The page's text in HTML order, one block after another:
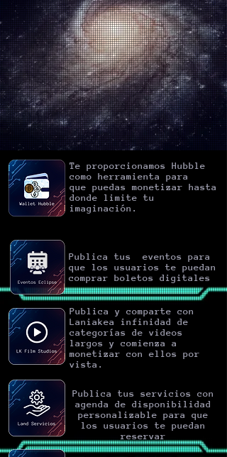
Te proporcionamos Hubble
como herramienta para
que puedas
monetizar hasta
donde limite tu
imaginación.
Publica tus eventos para
que los usuarios te puedan
comprar boletos digitales
Publica y comparte con
Laniakea infinidad de
categorías de videos
largos y comienza a
monetizar con ellos por
vista.
Publica tus servicios con
agenda de disponibilidad
personalizable para que
los usuarios te puedan
reservar